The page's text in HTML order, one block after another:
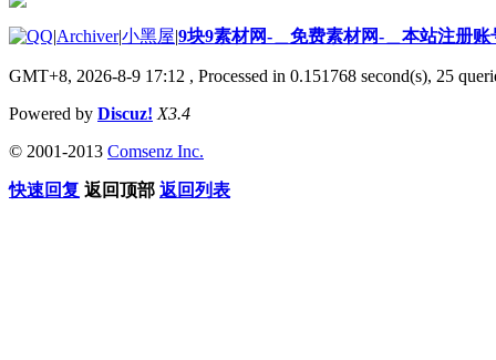
|Archiver|小黑屋|9块9素材网-＿免费素材网-＿本站注册账
GMT+8, 2026-8-9 17:12 , Processed in 0.151768 second(s), 25
Powered by Discuz! X3.4
© 2001-2013 Comsenz Inc.
快速回复 返回顶部 返回列表